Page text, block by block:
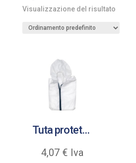
Visualizzazione del risultato
Tuta protettiva PP protegge vestiti contro sporcizia e pittura
4,07 € Iva